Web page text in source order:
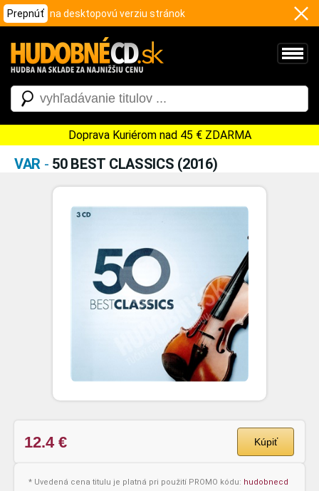
Prepnúť na desktopovú verziu stránok
Doprava Kuriérom nad 45 € ZDARMA
VAR - 50 BEST CLASSICS (2016)
12.4€ Kúpiť
* Uvedená cena titulu je platná pri použití PROMO kódu: hudobnecd